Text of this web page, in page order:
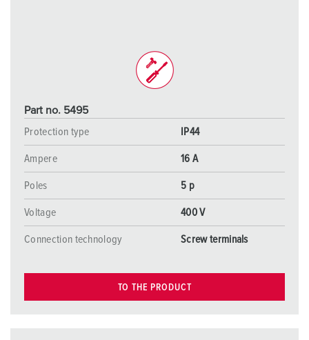
Part no. 5495
Protection type
IP44
Ampere 16 A
Poles 5 p
Voltage 400 V
Connection technology Screw terminals
TO THE PRODUCT